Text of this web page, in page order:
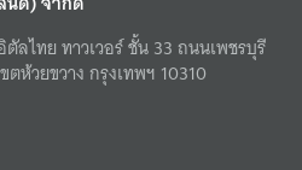
ลไทย ทาวเวอร์ ชั้น 33 ถนนเพชรบุรี
ห้วยขวาง กรุงเทพฯ 10310